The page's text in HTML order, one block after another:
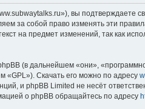
вы подтверждаете
за собой право изменять эти
на предмет изменений, так как
(в дальнейшем «они»,
«GPL»). Скачать его можно по адресу
и phpBB Limited не несёт
о phpBB обращайтесь по адресу